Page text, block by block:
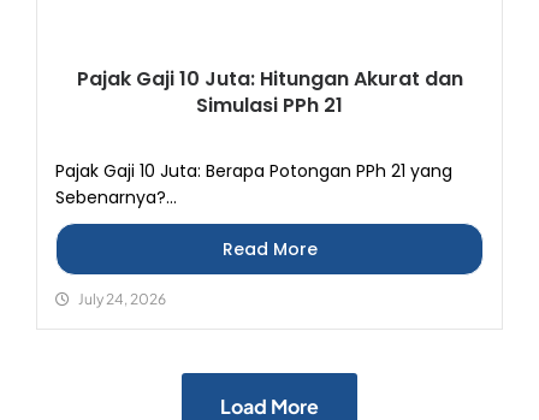
Pajak Gaji 10 Juta: Hitungan Akurat dan
Simulasi PPh 21
Pajak Gaji 10 Juta: Berapa Potongan PPh 21 yang
Sebenarnya?...
Read More
July 24, 2026
Load More